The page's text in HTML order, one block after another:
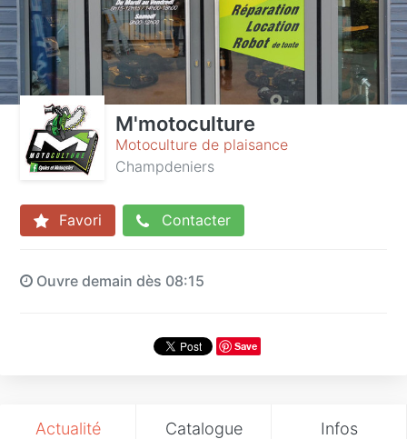
M'motoculture
Motoculture de plaisance
Champdeniers
Favori Contacter
Ouvre demain dès 08:15
Save
Actualité Catalogue Infos